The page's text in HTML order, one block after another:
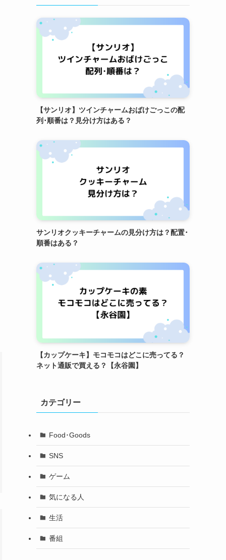
【サンリオ】ツインチャームおばけごっこの配
列･順番は？見分け方はある？
サンリオクッキーチャームの見分け方は？配置･
順番はある？
【カップケーキ】モコモコはどこに売ってる？
ネット通販で買える？【永谷園】
カテゴリー
Food･Goods
SNS
ゲーム
気になる人
生活
番組